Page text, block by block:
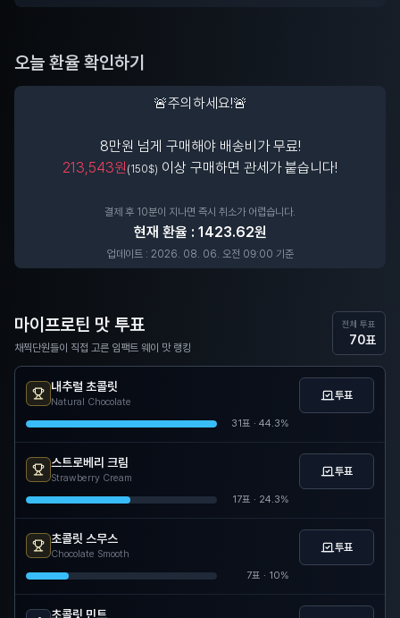
오늘 환율 확인하기
🚨주의하세요!🚨
8만원 넘게 구매해야 배송비가 무료!
213,543원 (150$) 이상 구매하면 관세가 붙습니다!
결제 후 10분이 지나면 즉시 취소가 어렵습니다.
현재 환율 : 1423.62원
업데이트 : 2026. 08. 06. 오전 09:00 기준
마이프로틴 맛 투표
채찍단원들이 직접 고른 임팩트 웨이 맛 랭킹
전체 투표
70표
내추럴 초콜릿
Natural Chocolate
31표 · 44.3%
투표
스트로베리 크림
Strawberry Cream
17표 · 24.3%
투표
초콜릿 스무스
Chocolate Smooth
7표 · 10%
투표
초콜릿 민트